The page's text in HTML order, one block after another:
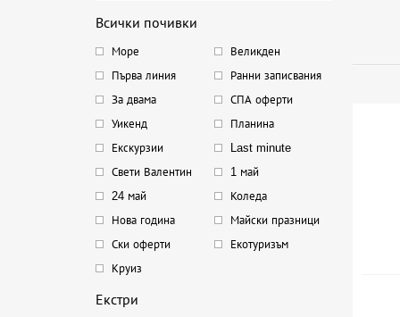
Всички почивки
Море
Великден
Първа линия
Ранни записвания
За двама
СПА оферти
Уикенд
Планина
Екскурзии
Last minute
Свети Валентин
1 май
24 май
Коледа
Нова година
Майски празници
Ски оферти
Екотуризъм
Круиз
Екстри